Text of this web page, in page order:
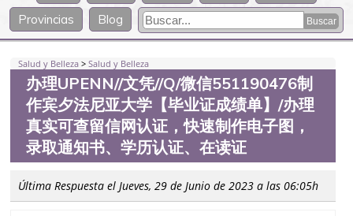
Provincias
Blog
Salud y Belleza >Salud y Belleza
办理UPENN//文凭//Q/微信551190476制
作宾夕法尼亚大学【毕业证成绩单】/办理
真实可查留信网认证，快速制作电子图，
录取通知书、学历认证、在读证
Última Respuesta el Jueves, 29 de Junio de 2023 a las 06:05h